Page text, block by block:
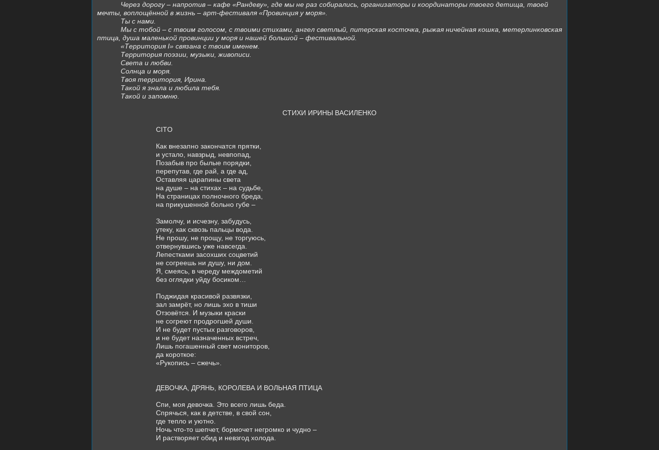
Через дорогу – напротив – кафе «Рандеву», где мы не раз собирались, организаторы и координаторы твоего детища, твоей
мечты, воплощённой в жизнь – арт-фестиваля «Провинция у моря».
Ты с нами.
Мы с тобой – с твоим голосом, с твоими стихами, ангел светлый, питерская косточка, рыжая ничейная кошка, метерлинковская
птица, душа маленькой провинции у моря и нашей большой – фестивальной.
«Территория I» связана с твоим именем.
Территория поэзии, музыки, живописи.
Света и любви.
Солнца и моря.
Твоя территория, Ирина.
Такой я знала и любила тебя.
Такой и запомню.
СТИХИ ИРИНЫ ВАСИЛЕНКО
CITO
Как внезапно закончатся прятки,
и устало, навзрыд, невпопад,
Позабыв про былые порядки,
перепутав, где рай, а где ад,
Оставляя царапины света
на душе – на стихах – на судьбе,
На страницах полночного бреда,
на прикушенной больно губе –
Замолчу, и исчезну, забудусь,
утеку, как сквозь пальцы вода.
Не прошу, не прощу, не торгуюсь,
отвернувшись уже навсегда.
Лепестками засохших соцветий
не согреешь ни душу, ни дом.
Я, смеясь, в череду междометий
без оглядки уйду босиком…
Поджидая красивой развязки,
зал замрёт, но лишь эхо в тиши
Отзовётся. И музыки краски
не согреют продрогшей души.
И не будет пустых разговоров,
и не будет назначенных встреч,
Лишь погашенный свет мониторов,
да короткое:
«Рукопись – сжечь».
ДЕВОЧКА, ДРЯНЬ, КОРОЛЕВА И ВОЛЬНАЯ ПТИЦА
Спи, моя девочка. Это всего лишь беда.
Спрячься, как в детстве, в свой сон,
где тепло и уютно.
Ночь что-то шепчет, бормочет негромко и чудно –
И растворяет обид и невзгод холода.